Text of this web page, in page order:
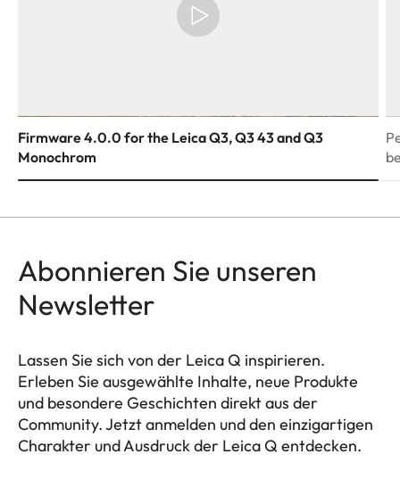
Firmware 4.0.0 for the Leica Q3, Q3 43 and Q3
Monochrom
Abonnieren Sie unseren
Newsletter
Lassen Sie sich von der Leica Q inspirieren.
Erleben Sie ausgewählte Inhalte, neue Produkte
und besondere Geschichten direkt aus der
Community. Jetzt anmelden und den einzigartigen
Charakter und Ausdruck der Leica Q entdecken.